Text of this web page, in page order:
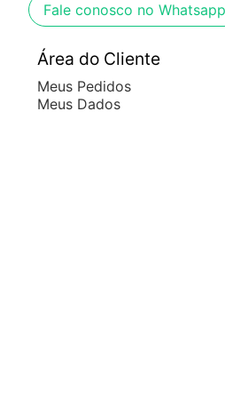
Fale conosco no Whatsapp
Área do Cliente
Meus Pedidos
Meus Dados